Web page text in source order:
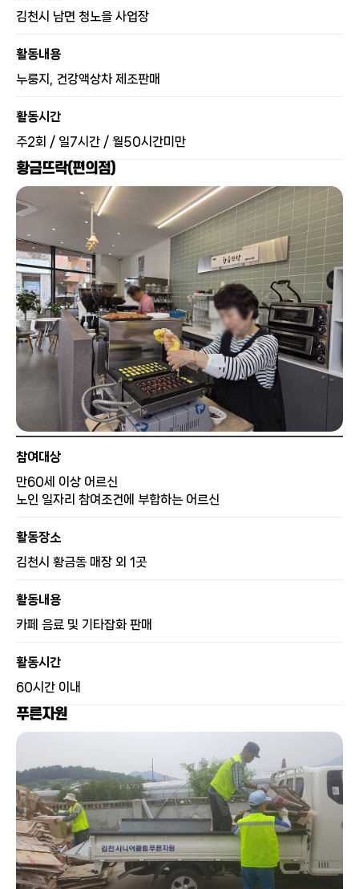
김천시 남면 청노을 사업장
활동내용
누룽지, 건강액상차 제조판매
활동시간
주2회 / 일7시간 / 월50시간미만
황금뜨락(편의점)
참여대상
만60세 이상 어르신
노인 일자리 참여조건에 부합하는 어르신
활동장소
김천시 황금동 매장 외 1곳
활동내용
카페 음료 및 기타잡화 판매
활동시간
60시간 이내
푸른자원